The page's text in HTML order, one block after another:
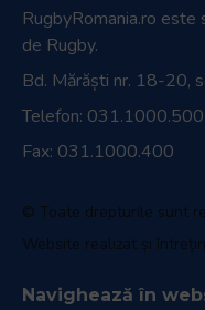
RugbyRomania.ro este
de Rugby.
Bd. Mărăști nr. 18-20,
Telefon: 031.1000.500
Fax: 031.1000.400
© Toate drepturile sunt
Website realizat și
Navighează în